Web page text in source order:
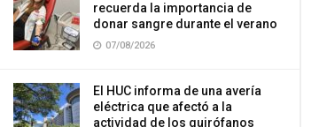
recuerda la importancia de
donar sangre durante el verano
07/08/2026
El HUC informa de una avería
eléctrica que afectó a la
actividad de los quirófanos